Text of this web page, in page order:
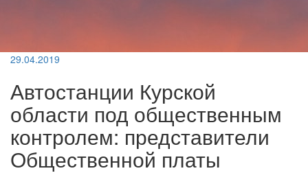
29.04.2019
Автостанции Курской
области под общественным
контролем: представители
Общественной платы